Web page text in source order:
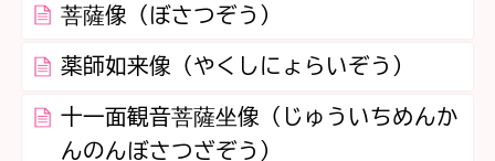
菩薩像（ぼさつぞう）
薬師如来像（やくしにょらいぞう）
十一面観音菩薩坐像（じゅういちめんか
んのんぼさつざぞう）